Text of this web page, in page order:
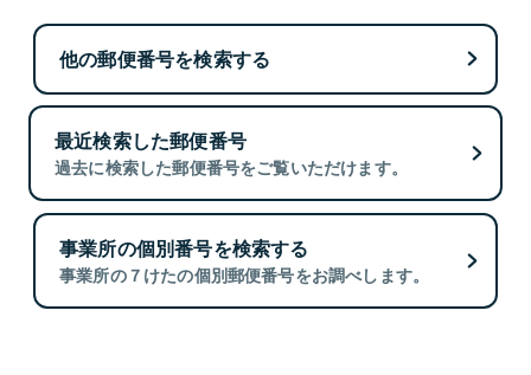
他の郵便番号を検索する
最近検索した郵便番号
過去に検索した郵便番号をご覧いただけます。
事業所の個別番号を検索する
事業所の７けたの個別郵便番号をお調べします。